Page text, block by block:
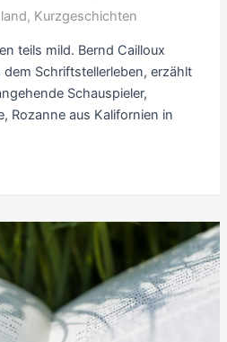
, Kurzgeschichten
teils mild. Bernd Cailloux
Schriftstellerleben, erzählt
Schauspieler,
Rozanne aus Kalifornien in